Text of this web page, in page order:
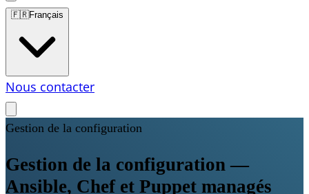
🇫🇷Français
Nous contacter
Gestion de la configuration
Gestion de la configuration —
Ansible, Chef et Puppet managés